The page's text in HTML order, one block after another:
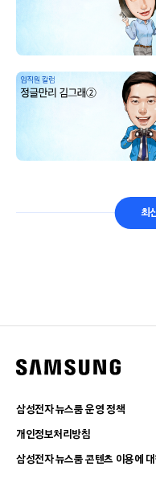
최
삼성전자 뉴스룸 운영 정책
개인정보처리방침
삼성전자 뉴스룸 콘텐츠 이용에